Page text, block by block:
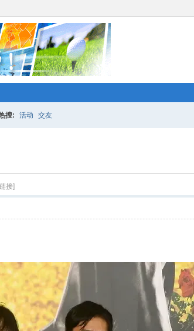
搜: 活动 交友
接]